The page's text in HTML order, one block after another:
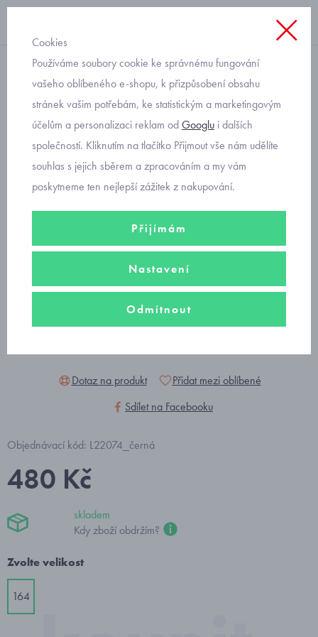
roláky
dívčí rolák černý Mayoral
7002
Dotaz na produkt
Přidat mezi oblíbené
Sdílet na Facebooku
Objednávací kód: L22074_černá
480 Kč
skladem
Kdy zboží obdržím?
Zvolte velikost
164
Cookies
Používáme soubory cookie ke správnému fungování
vašeho oblíbeného e-shopu, k přizpůsobení obsahu
stránek vašim potřebám, ke statistickým a marketingovým
účelům a personalizaci reklam odGooglu i dalších
společností. Kliknutím na tlačítko Přijmout vše nám udělíte
souhlas s jejich sběrem a zpracováním a my vám
poskytneme ten nejlepší zážitek z nakupování.
Přijímám
Nastavení
Odmítnout